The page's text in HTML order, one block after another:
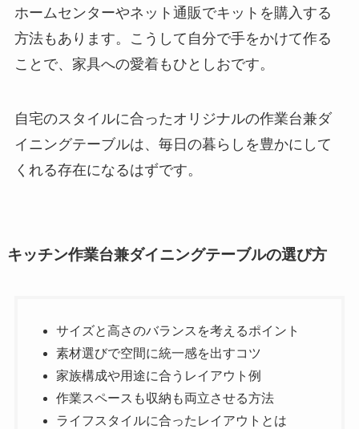
ホームセンターやネット通販でキットを購入する
方法もあります。こうして自分で手をかけて作る
ことで、家具への愛着もひとしおです。
自宅のスタイルに合ったオリジナルの作業台兼ダ
イニングテーブルは、毎日の暮らしを豊かにして
くれる存在になるはずです。
キッチン作業台兼ダイニングテーブルの選び方
サイズと高さのバランスを考えるポイント
素材選びで空間に統一感を出すコツ
家族構成や用途に合うレイアウト例
作業スペースも収納も両立させる方法
ライフスタイルに合ったレイアウトとは